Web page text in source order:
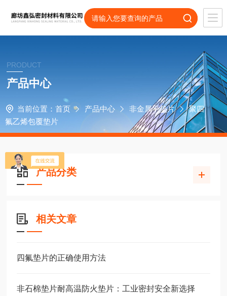
PRODUCT
产品中心
当前位置： 首页 产品中心 非金属平垫片
聚四
氟乙烯包覆垫片
产品分类
相关文章
四氟垫片的正确使用方法
非石棉垫片耐高温防火垫片：工业密封安全新选择